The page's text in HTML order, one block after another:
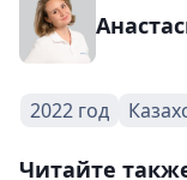
2022 год
Читайте